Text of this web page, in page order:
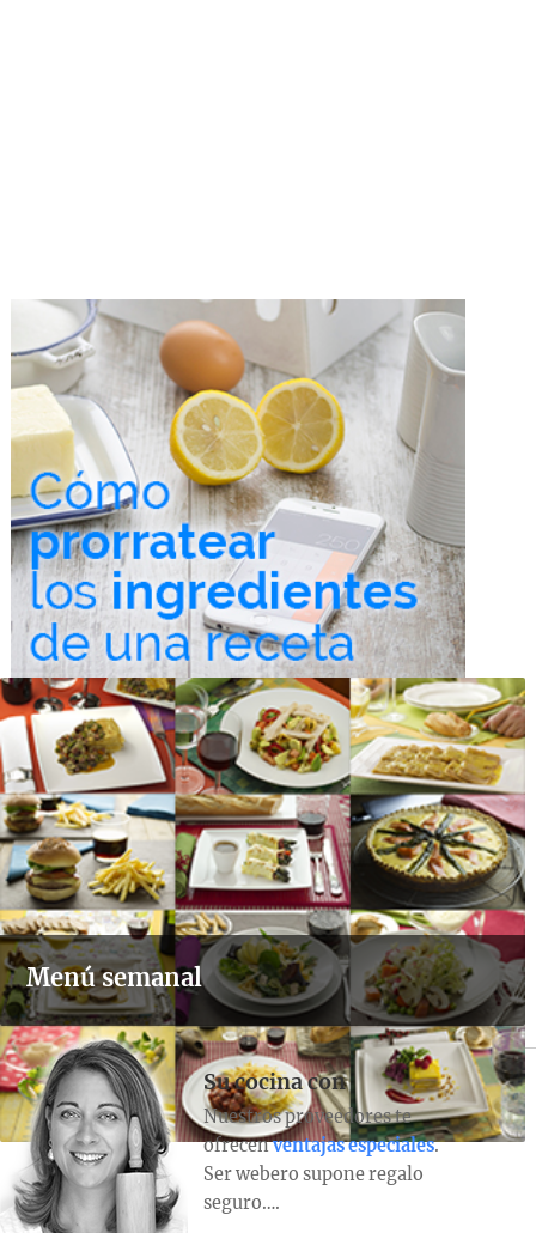
Menú semanal
Su cocina con
Nuestros proveedores te
ofrecenventajas especiales.
Ser webero supone regalo
seguro….